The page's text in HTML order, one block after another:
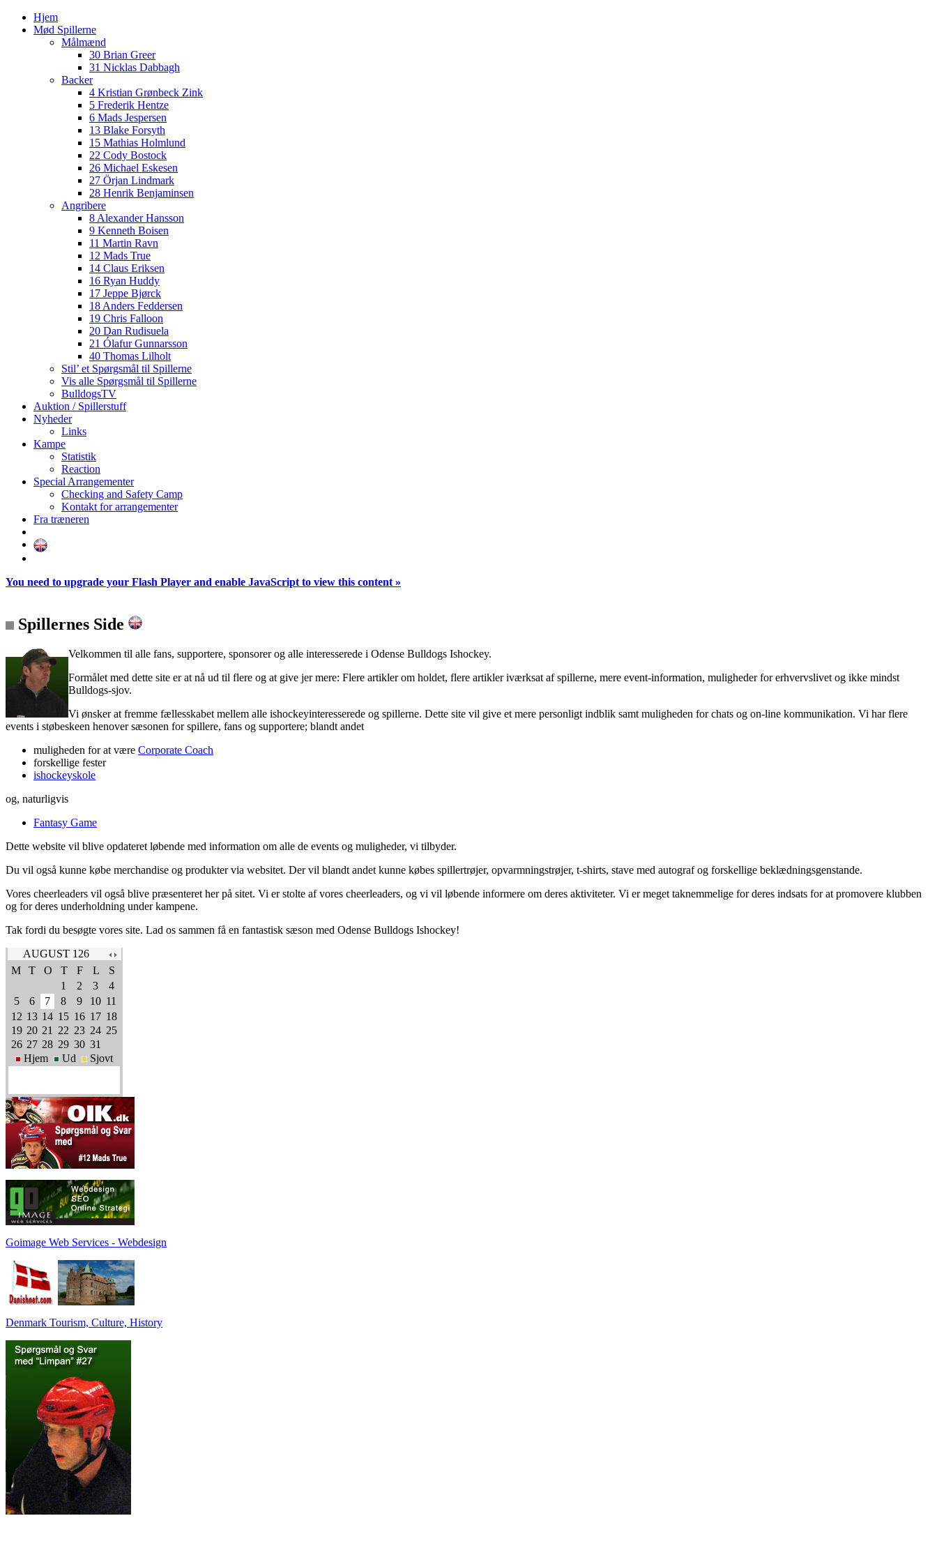
Hjem
Mød Spillerne
Målmænd
30 Brian Greer
31 Nicklas Dabbagh
Backer
4 Kristian Grønbeck Zink
5 Frederik Hentze
6 Mads Jespersen
13 Blake Forsyth
15 Mathias Holmlund
22 Cody Bostock
26 Michael Eskesen
27 Örjan Lindmark
28 Henrik Benjaminsen
Angribere
8 Alexander Hansson
9 Kenneth Boisen
11 Martin Ravn
12 Mads True
14 Claus Eriksen
16 Ryan Huddy
17 Jeppe Bjørck
18 Anders Feddersen
19 Chris Falloon
20 Dan Rudisuela
21 Ólafur Gunnarsson
40 Thomas Lilholt
Stil’ et Spørgsmål til Spillerne
Vis alle Spørgsmål til Spillerne
BulldogsTV
Auktion / Spillerstuff
Nyheder
Links
Kampe
Statistik
Reaction
Special Arrangementer
Checking and Safety Camp
Kontakt for arrangementer
Fra træneren
You need to upgrade your Flash Player and enable JavaScript to view this content »
Spillernes Side
Velkommen til alle fans, supportere, sponsorer og alle interesserede i Odense Bulldogs Ishockey.
Formålet med dette site er at nå ud til flere og at give jer mere: Flere artikler om holdet, flere artikler iværksat af spillerne, mere event-information, muligheder for erhvervslivet og ikke mindst
Bulldogs-sjov.
Vi ønsker at fremme fællesskabet mellem alle ishockeyinteresserede og spillerne. Dette site vil give et mere personligt indblik samt muligheden for chats og on-line kommunikation. Vi har flere
events i støbeskeen henover sæsonen for spillere, fans og supportere; blandt andet
muligheden for at være Corporate Coach
forskellige fester
ishockeyskole
og, naturligvis
Fantasy Game
Dette website vil blive opdateret løbende med information om alle de events og muligheder, vi tilbyder.
Du vil også kunne købe merchandise og produkter via websitet. Der vil blandt andet kunne købes spillertrøjer, opvarmningstrøjer, t-shirts, stave med autograf og forskellige beklædningsgenstande.
Vores cheerleaders vil også blive præsenteret her på sitet. Vi er stolte af vores cheerleaders, og vi vil løbende informere om deres aktiviteter. Vi er meget taknemmelige for deres indsats for at promovere klubben
og for deres underholdning under kampene.
Tak fordi du besøgte vores site. Lad os sammen få en fantastisk sæson med Odense Bulldogs Ishockey!
AUGUST 126
M
T O T F L
S
1
2 3
4
5
6 7 8 9 10 11
12 13 14 15 16 17 18
19 20 21 22 23 24 25
26 27 28 29 30 31
Hjem
Ud Sjovt
Goimage Web Services - Webdesign
Denmark Tourism, Culture, History